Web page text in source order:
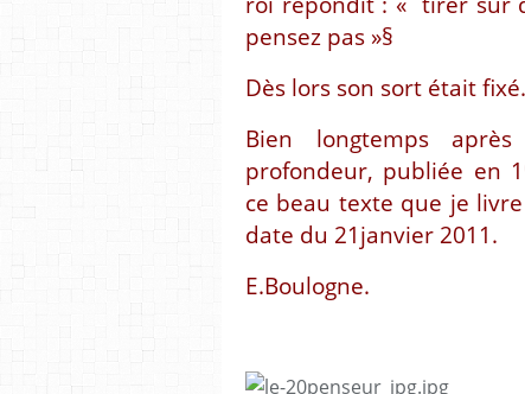
pensez pas »§
Dès lors son sort était fixé.
Bien longtemps
profondeur, publiée en
ce beau texte que je
date du 21janvier 2011.
E.Boulogne.